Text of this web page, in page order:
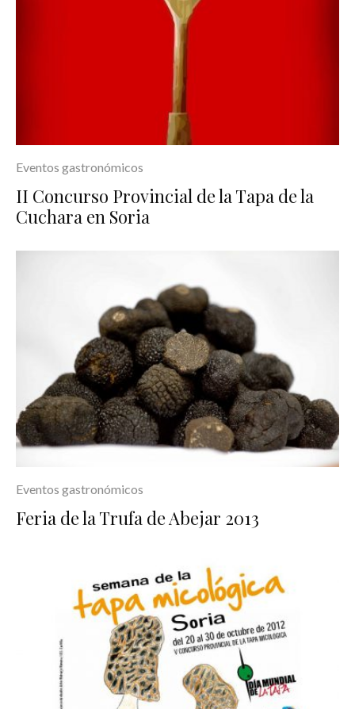
Eventos gastronómicos
II Concurso Provincial de la Tapa de la
Cuchara en Soria
Eventos gastronómicos
Feria de la Trufa de Abejar 2013